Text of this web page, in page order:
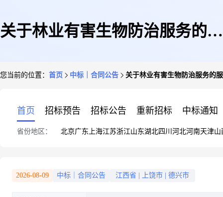
关于林业有害生物防治服务的服
您当前的位置： 首页 中标｜合同公告 关于林业有害生物防治服务的
首页 招标预告 招标公告 重新招标 中标通知
省份地区： 北京广东 上海江苏浙江山东湖北四川 河北河南天津山
2026-08-09 中标｜合同公告 江西省 上饶市 德兴市